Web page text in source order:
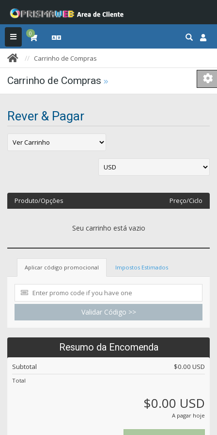
0
Carrinho de Compras
Carrinho de Compras
Rever & Pagar
Produto/Opções Preço/Ciclo
Seu carrinho está vazio
Aplicar código promocional Impostos Estimados
Validar Código >>
Resumo da Encomenda
Subtotal $0.00 USD
Total
$0.00 USD
A pagar hoje